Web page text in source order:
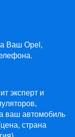
Ваш Opel,
эксперт и
ваш автомобиль
страна